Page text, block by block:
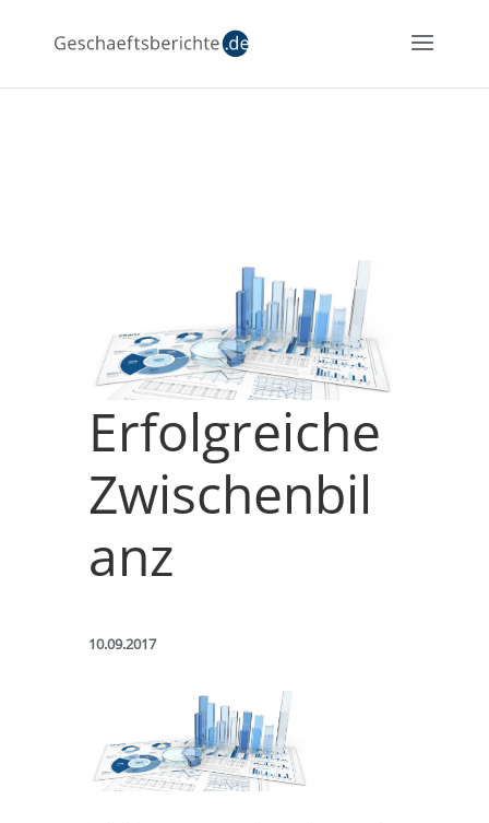
Erfolgreiche
Zwischenbil
anz
10.09.2017